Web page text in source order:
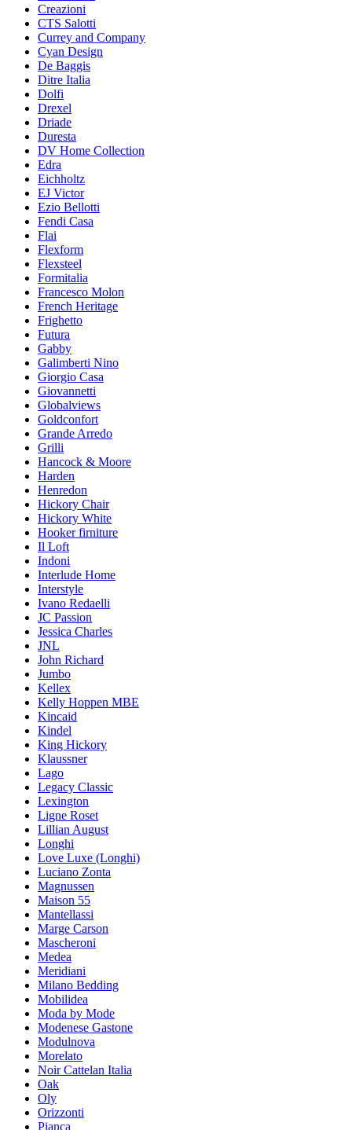
Creazioni
CTS Salotti
Currey and Company
Cyan Design
De Baggis
Ditre Italia
Dolfi
Drexel
Driade
Duresta
DV Home Collection
Edra
Eichholtz
EJ Victor
Ezio Bellotti
Fendi Casa
Flai
Flexform
Flexsteel
Formitalia
Francesco Molon
French Heritage
Frighetto
Futura
Gabby
Galimberti Nino
Giorgio Casa
Giovannetti
Globalviews
Goldconfort
Grande Arredo
Grilli
Hancock & Moore
Harden
Henredon
Hickory Chair
Hickory White
Hooker firniture
Il Loft
Indoni
Interlude Home
Interstyle
Ivano Redaelli
JC Passion
Jessica Charles
JNL
John Richard
Jumbo
Kellex
Kelly Hoppen MBE
Kincaid
Kindel
King Hickory
Klaussner
Lago
Legacy Classic
Lexington
Ligne Roset
Lillian August
Longhi
Love Luxe (Longhi)
Luciano Zonta
Magnussen
Maison 55
Mantellassi
Marge Carson
Mascheroni
Medea
Meridiani
Milano Bedding
Mobilidea
Moda by Mode
Modenese Gastone
Modulnova
Morelato
Noir Cattelan Italia
Oak
Oly
Orizzonti
Pianca